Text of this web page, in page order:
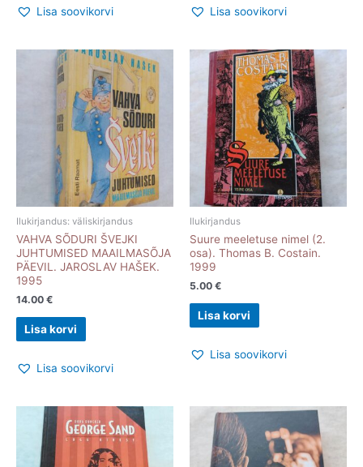
Lisa soovikorvi Lisa soovikorvi
Ilukirjandus: väliskirjandus
VAHVA SÕDURI ŠVEJKI
JUHTUMISED MAAILMASÕJA
PÄEVIL. JAROSLAV HAŠEK.
1995
14.00 €
Lisa korvi
Lisa soovikorvi
Ilukirjandus
Suure meeletuse nimel (2.
osa). Thomas B. Costain.
1999
5.00 €
Lisa korvi
Lisa soovikorvi